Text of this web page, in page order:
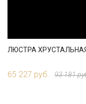
ЛЮСТРА ХРУСТАЛЬНАЯ
65 227 руб. 93 181